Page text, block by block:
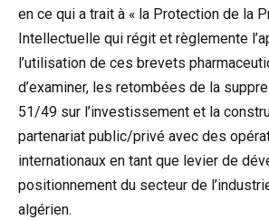
en ce qui a trait à « la Protection de la
Intellectuelle qui régit et règlemente
l’utilisation de ces brevets
d’examiner, les retombées de la
51/49 sur l’investissement et la
partenariat public/privé avec des
internationaux en tant que levier de
positionnement du secteur de
algérien.